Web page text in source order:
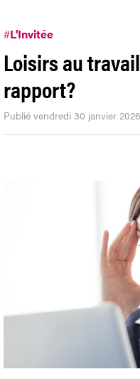
#L'Invitée
Loisirs au
rapport?
Publié vendredi 30 janvier 2026